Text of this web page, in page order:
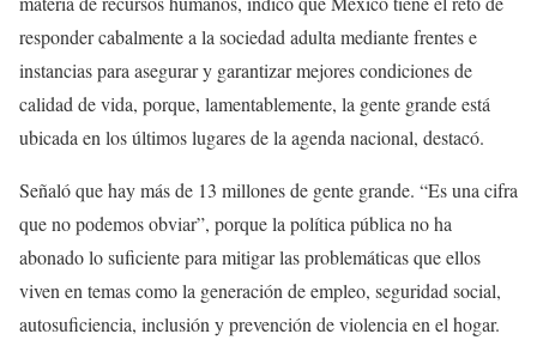
responder cabalmente a la sociedad adulta mediante frentes e
instancias para asegurar y garantizar mejores condiciones de
calidad de vida, porque, lamentablemente, la gente grande está
ubicada en los últimos lugares de la agenda nacional, destacó.
Señaló que hay más de 13 millones de gente grande. “Es una cifra
que no podemos obviar”, porque la política pública no ha
abonado lo suficiente para mitigar las problemáticas que ellos
viven en temas como la generación de empleo, seguridad social,
autosuficiencia, inclusión y prevención de violencia en el hogar.